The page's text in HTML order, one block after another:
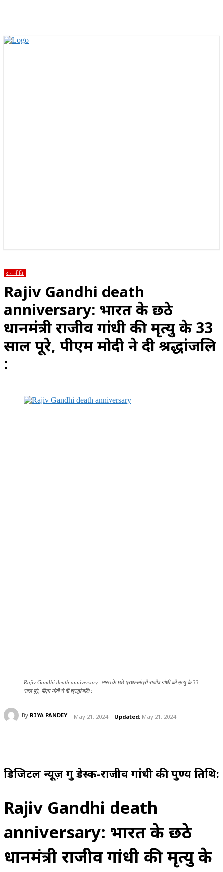
राजनीति
Rajiv Gandhi death
anniversary: भारत के छठे
प्रधानमंत्री राजीव गांधी की मृत्यु के 33
साल पूरे, पीएम मोदी ने दी श्रद्धांजलि
:
Rajiv Gandhi death anniversary: भारत के छठे प्रधानमंत्री राजीव गांधी की मृत्यु के 33
साल पूरे, पीएम मोदी ने दी श्रद्धांजलि :
By RIYA PANDEY May 21, 2024 Updated: May 21, 2024
डिजिटल न्यूज़ गुरु डेस्क-राजीव गांधी की पुण्य तिथि:
Rajiv Gandhi death
anniversary: भारत के छठे
प्रधानमंत्री राजीव गांधी की मृत्यु के